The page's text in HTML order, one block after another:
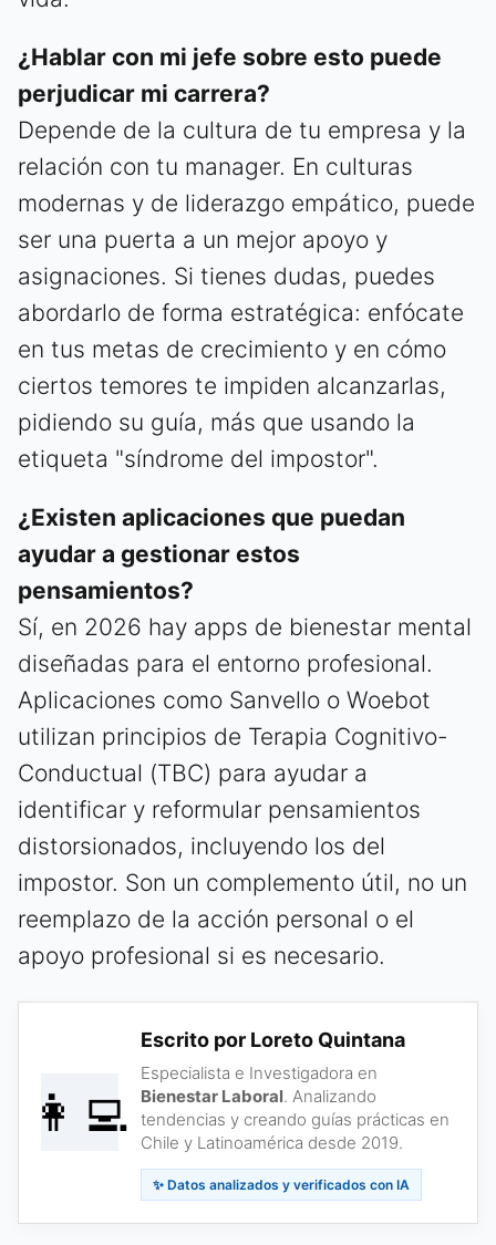
¿Hablar con mi jefe sobre esto puede
perjudicar mi carrera?
Depende de la cultura de tu empresa y la
relación con tu manager. En culturas
modernas y de liderazgo empático, puede
ser una puerta a un mejor apoyo y
asignaciones. Si tienes dudas, puedes
abordarlo de forma estratégica: enfócate
en tus metas de crecimiento y en cómo
ciertos temores te impiden alcanzarlas,
pidiendo su guía, más que usando la
etiqueta "síndrome del impostor".
¿Existen aplicaciones que puedan
ayudar a gestionar estos
pensamientos?
Sí, en 2026 hay apps de bienestar mental
diseñadas para el entorno profesional.
Aplicaciones como Sanvello o Woebot
utilizan principios de Terapia Cognitivo-
Conductual (TBC) para ayudar a
identificar y reformular pensamientos
distorsionados, incluyendo los del
impostor. Son un complemento útil, no un
reemplazo de la acción personal o el
apoyo profesional si es necesario.
👩‍💻
Escrito por Loreto Quintana
Especialista e Investigadora en
Bienestar Laboral. Analizando
tendencias y creando guías prácticas en
Chile y Latinoamérica desde 2019.
✨ Datos analizados y verificados con IA